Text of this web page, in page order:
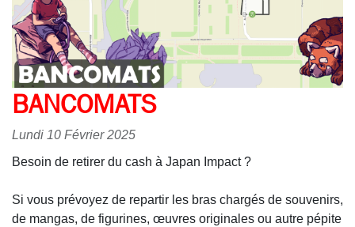
BANCOMATS
Lundi 10 Février 2025
Besoin de retirer du cash à Japan Impact ?
Si vous prévoyez de repartir les bras chargés de souvenirs,
de mangas, de figurines, œuvres originales ou autre pépite